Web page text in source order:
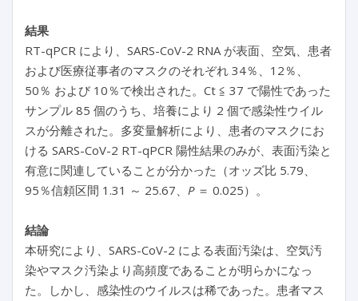
結果
RT-qPCR により、SARS-CoV-2 RNA が表面、空気、患者
および医療従事者のマスクのそれぞれ 34％、12％、
50％ および 10％で検出された。Ct ≦ 37 で陽性であった
サンプル 85 個のうち、培養により 2 個で感染性ウイル
スが分離された。多変量解析により、患者のマスクにお
ける SARS-CoV-2 RT-qPCR 陽性結果のみが、表面汚染と
有意に関連していることが分かった（オッズ比 5.79、
95％信頼区間 1.31 ～ 25.67、 P＝ 0.025）。
結論
本研究により、SARS-CoV-2 による表面汚染は、空気汚
染やマスク汚染より高頻度であることが明らかになっ
た。しかし、感染性のウイルスは稀であった。患者マス